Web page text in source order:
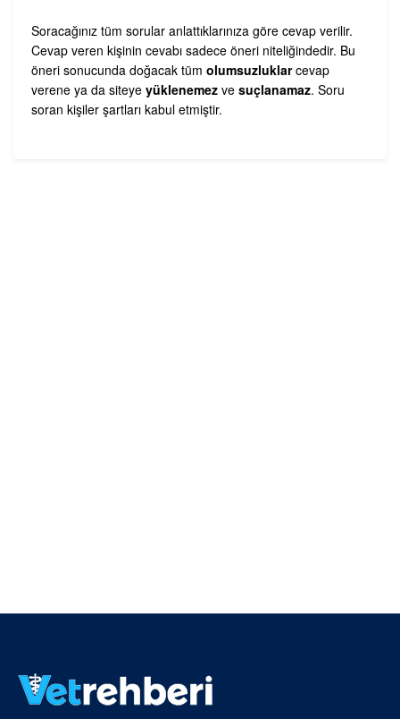
Soracağınız tüm sorular anlattıklarınıza göre cevap verilir.
Cevap veren kişinin cevabı sadece öneri niteliğindedir. Bu
öneri sonucunda doğacak tüm olumsuzluklarcevap
verene ya da siteye yüklenemez ve suçlanamaz. Soru
soran kişiler şartları kabul etmiştir.